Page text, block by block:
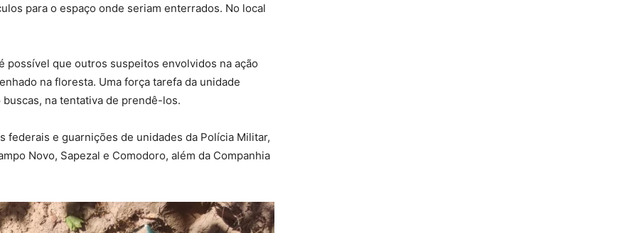
para o espaço onde seriam enterrados. No local
possível que outros suspeitos envolvidos na ação
na floresta. Uma força tarefa da unidade
na tentativa de prendê-los.
federais e guarnições de unidades da Polícia Militar,
Novo, Sapezal e Comodoro, além da Companhia